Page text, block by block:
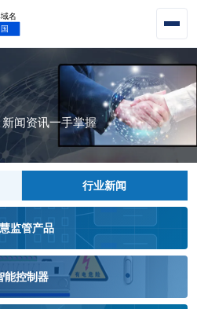
闻资讯一手掌握
行业新闻
监管产品
能控制器